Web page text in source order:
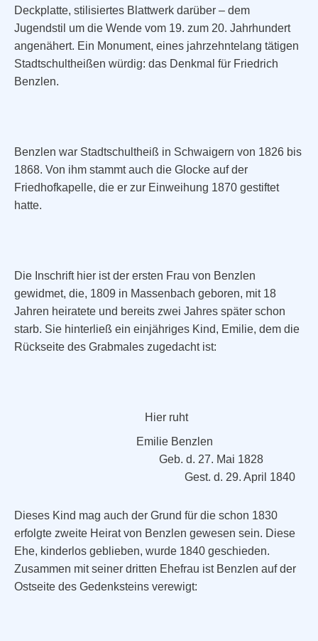
Deckplatte, stilisiertes Blattwerk darüber – dem
Jugendstil um die Wende vom 19. zum 20. Jahrhundert
angenähert. Ein Monument, eines jahrzehntelang tätigen
Stadtschultheißen würdig: das Denkmal für Friedrich
Benzlen.
Benzlen war Stadtschultheiß in Schwaigern von 1826 bis
1868. Von ihm stammt auch die Glocke auf der
Friedhofkapelle, die er zur Einweihung 1870 gestiftet
hatte.
Die Inschrift hier ist der ersten Frau von Benzlen
gewidmet, die, 1809 in Massenbach geboren, mit 18
Jahren heiratete und bereits zwei Jahres später schon
starb. Sie hinterließ ein einjähriges Kind, Emilie, dem die
Rückseite des Grabmales zugedacht ist:
Hier ruht
Emilie Benzlen
Geb. d. 27. Mai 1828
Gest. d. 29. April 1840
Dieses Kind mag auch der Grund für die schon 1830
erfolgte zweite Heirat von Benzlen gewesen sein. Diese
Ehe, kinderlos geblieben, wurde 1840 geschieden.
Zusammen mit seiner dritten Ehefrau ist Benzlen auf der
Ostseite des Gedenksteins verewigt: